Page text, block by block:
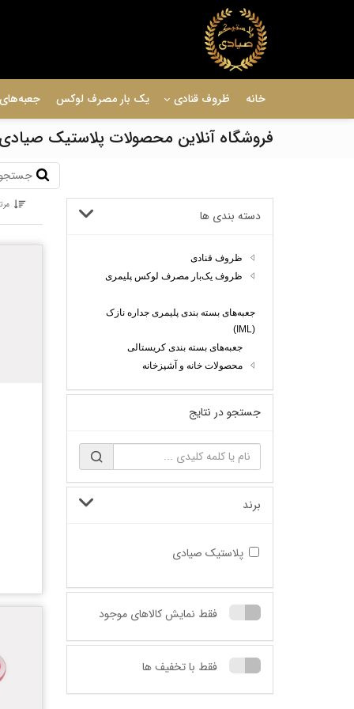
خانه ظروف قنادی یک بار مصرف لوکس
فروشگاه آنلاین محصولات پلاستیک صیادی
دسته بندی ها
ظروف قنادی
ظروف یک‌بار مصرف لوکس پلیمری
جعبه‌های بسته بندی پلیمری جداره نازک
(IML)
جعبه‌های بسته بندی کریستالی
محصولات خانه و آشپزخانه
جستجو در نتایج
برند
پلاستیک صیادی
فقط نمایش کالاهای موجود
فقط با تخفیف ها
مقایسه